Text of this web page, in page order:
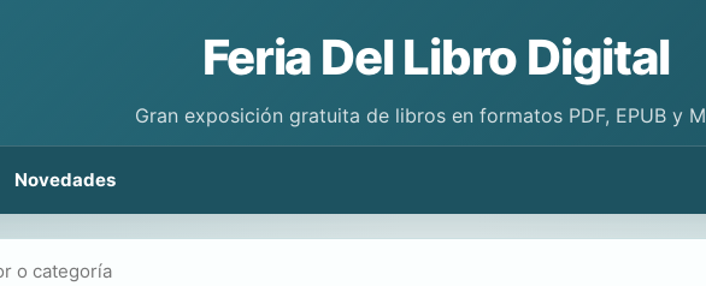
Feria Del Libro Digital
Gran exposición gratuita de libros en formatos PDF, EPUB y
Novedades